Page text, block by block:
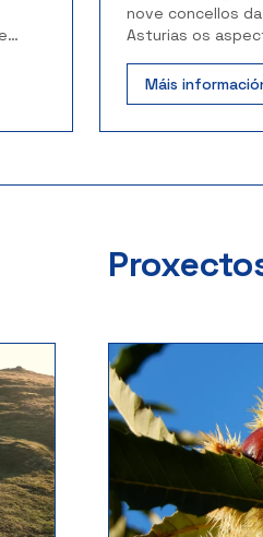
nove concellos
Asturias os
Máis